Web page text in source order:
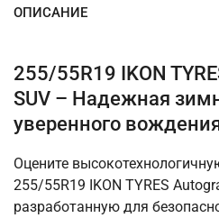
ОПИСАНИЕ
255/55R19 IKON
SUV – Надежная
уверенного
Оцените
255/55R19 IKON TYRES
разработанную для